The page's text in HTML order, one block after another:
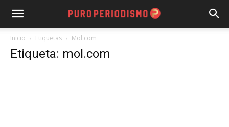
Inicio Etiquetas Mol.com
Etiqueta: mol.com